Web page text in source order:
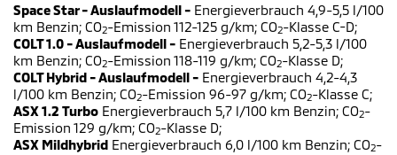
Space Star - Auslaufmodell - Energieverbrauch 4,9-5,5 l/100
km Benzin; CO2-Emission 112-125 g/km; CO2-Klasse C-D;
COLT 1.0 - Auslaufmodell - Energieverbrauch 5,2-5,3 l/100
km Benzin; CO2-Emission 118-119 g/km; CO2-Klasse D;
COLT Hybrid - Auslaufmodell - Energieverbrauch 4,2-4,3
l/100 km Benzin; CO2-Emission 96-97 g/km; CO2-Klasse C;
ASX 1.2 Turbo Energieverbrauch 5,7 l/100 km Benzin; CO2-
Emission 129 g/km; CO2-Klasse D;
ASX Mildhybrid Energieverbrauch 6,0 l/100 km Benzin; CO2-